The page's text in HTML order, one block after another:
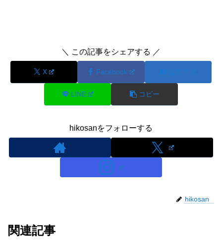
＼ この記事をシェアする ／
X Facebook
LINE コピー
hikosanをフォローする
hikosan
関連記事